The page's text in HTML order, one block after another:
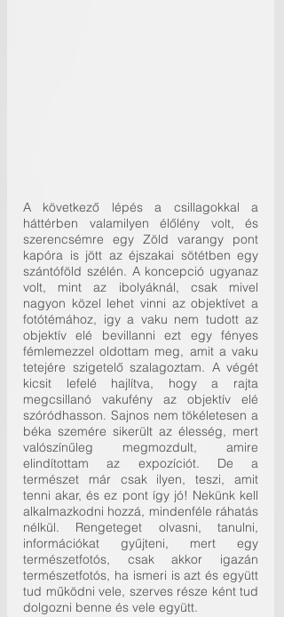
A következő lépés a csillagokkal a
háttérben valamilyen élőlény volt, és
szerencsémre egy Zöld varangy pont
kapóra is jött az éjszakai sötétben egy
szántóföld szélén. A koncepció ugyanaz
volt, mint az ibolyáknál, csak mivel
nagyon közel lehet vinni az objektívet a
fotótémához, igy a vaku nem tudott az
objektív elé bevillanni ezt egy fényes
fémlemezzel oldottam meg, amit a vaku
tetejére szigetelő szalagoztam. A végét
kicsit lefelé hajlítva, hogy a rajta
megcsillanó vakufény az objektív elé
szóródhasson. Sajnos nem tökéletesen a
béka szemére sikerült az élesség, mert
valószínűleg megmozdult, amire
elindítottam az expozíciót. De a
természet már csak ilyen, teszi, amit
tenni akar, és ez pont így jó! Nekünk kell
alkalmazkodni hozzá, mindenféle ráhatás
nélkül. Rengeteget olvasni, tanulni,
információkat gyűjteni, mert egy
természetfotós, csak akkor igazán
természetfotós, ha ismeri is azt és együtt
tud működni vele, szerves része ként tud
dolgozni benne és vele együtt.